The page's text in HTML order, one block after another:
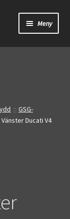
Meny
GSG-
Ducati V4